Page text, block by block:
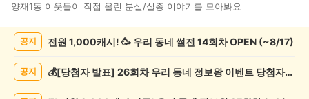
양재1동 이웃들이 직접 올린 분실/실종 이야기를 모아봐요
공지 전원 1,000캐시! 🥳 우리 동네 썰전 14회차 OPEN (~8/17)
공지 💰[당첨자 발표] 26회차 우리 동네 정보왕 이벤트 당첨자를 발표합니다!